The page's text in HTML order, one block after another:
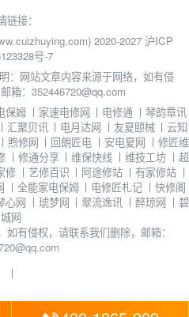
链接：
2020-2027 沪ICP
号-7
：网站文章内容来源于网络，如有侵
箱：352446720@qq.com
保姆 丨 家速电修网 丨 电修通 丨琴韵章讯
丨 汇聚贝讯 丨 电月达网 丨 友夏颐械 丨云知
丨 煦修网 丨 回朗匠电 丨 安电夏网 丨 修匠维
丨 修通分享 丨维保快线 丨维技工坊 丨 超
修 丨 艺修百识 丨 阿途修站 丨 有家修站 丨
丨 全能家电保姆 丨 电修匠札记 丨 快修阁
心网 丨 琥梦网 丨翠流逸讯 丨醉琼网 丨 碧
城网
有侵权，请联系我们删除，邮箱：
丨